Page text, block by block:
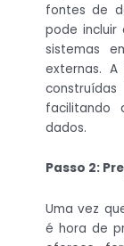
fontes de
pode incluir
sistemas
externas.
facilitando
dados.
Passo 2:
Uma vez
é hora de